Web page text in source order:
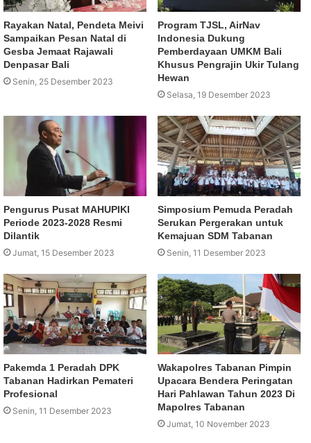
Rayakan Natal, Pendeta Meivi
Sampaikan Pesan Natal di
Gesba Jemaat Rajawali
Denpasar Bali
Senin, 25 Desember 2023
Program TJSL, AirNav
Indonesia Dukung
Pemberdayaan UMKM Bali
Khusus Pengrajin Ukir Tulang
Hewan
Selasa, 19 Desember 2023
Pengurus Pusat MAHUPIKI
Periode 2023-2028 Resmi
Dilantik
Jumat, 15 Desember 2023
Simposium Pemuda Peradah
Serukan Pergerakan untuk
Kemajuan SDM Tabanan
Senin, 11 Desember 2023
Pakemda 1 Peradah DPK
Tabanan Hadirkan Pemateri
Profesional
Senin, 11 Desember 2023
Wakapolres Tabanan Pimpin
Upacara Bendera Peringatan
Hari Pahlawan Tahun 2023 Di
Mapolres Tabanan
Jumat, 10 November 2023